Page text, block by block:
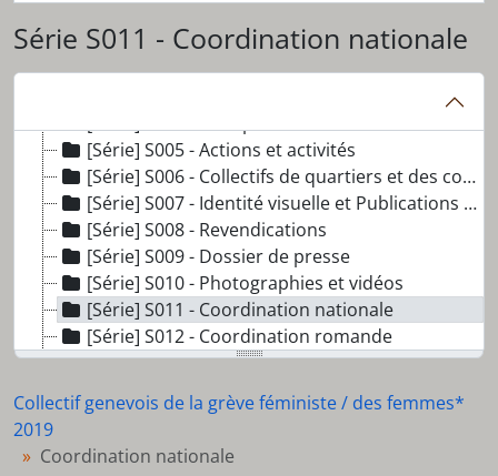
Série S011 - Coordination nationale
[Série] S001 - Administration
[Série] S002 - Comptes
[Série] S003 - Communiqués et correspondance
[Série] S005 - Actions et activités
[Série] S006 - Collectifs de quartiers et des communes
[Série] S007 - Identité visuelle et Publications (Affiches, flyers et brochures)
[Série] S008 - Revendications
[Série] S009 - Dossier de presse
[Série] S010 - Photographies et vidéos
[Série] S011 - Coordination nationale
[Série] S012 - Coordination romande
[Série] S013 - Artefacts
Collectif genevois de la grève féministe / des femmes*
2019
Coordination nationale